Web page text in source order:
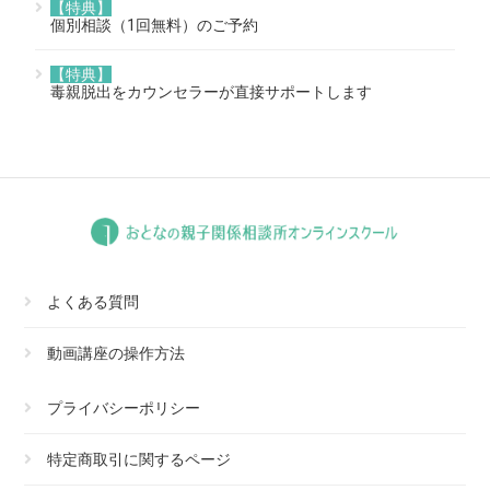
【特典】
個別相談（1回無料）のご予約
【特典】
毒親脱出をカウンセラーが直接サポートします
よくある質問
動画講座の操作方法
プライバシーポリシー
特定商取引に関するページ